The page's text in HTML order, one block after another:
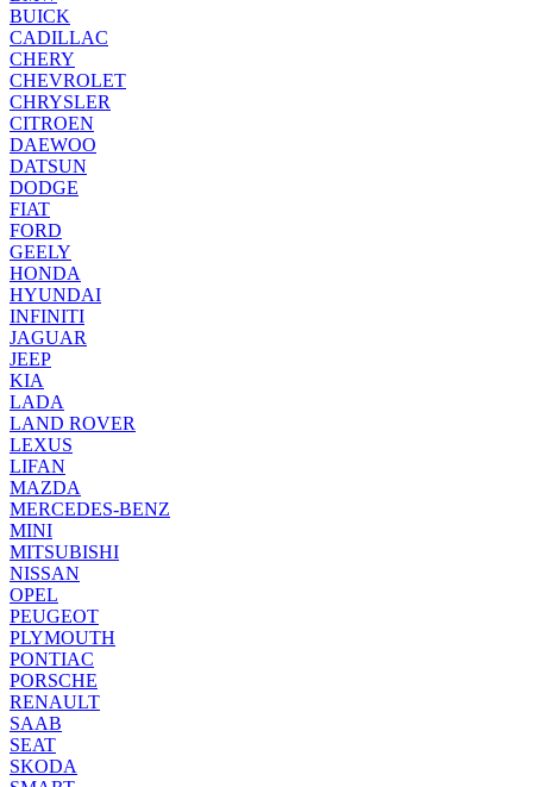
BUICK
CADILLAC
CHERY
CHEVROLET
CHRYSLER
CITROEN
DAEWOO
DATSUN
DODGE
FIAT
FORD
GEELY
HONDA
HYUNDAI
INFINITI
JAGUAR
JEEP
KIA
LADA
LAND ROVER
LEXUS
LIFAN
MAZDA
MERCEDES-BENZ
MINI
MITSUBISHI
NISSAN
OPEL
PEUGEOT
PLYMOUTH
PONTIAC
PORSCHE
RENAULT
SAAB
SEAT
SKODA